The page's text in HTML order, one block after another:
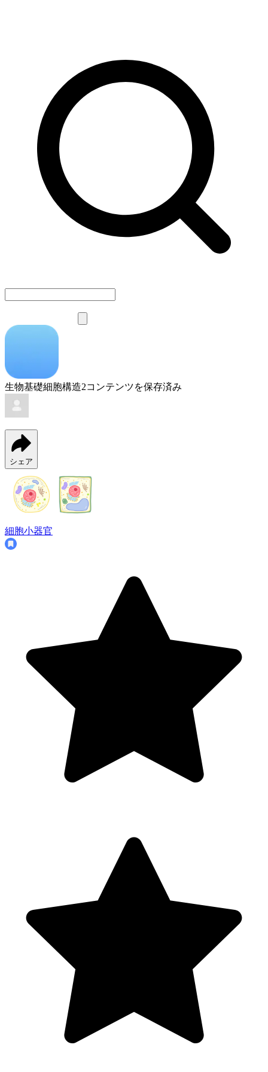
生物基礎細胞構造2コンテンツを保存済み
シェア
細胞小器官